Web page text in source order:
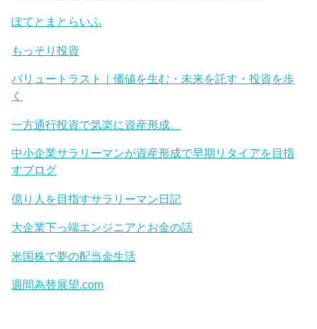
ぽてとまとらいふ
もっそり投資
バリュートラスト｜価値を生む・未来を託す・投資を歩
く
一方通行投資で気楽に資産形成。
中小企業サラリーマンが資産形成で早期リタイアを目指
すブログ
億り人を目指すサラリーマン日記
大企業下っ端エンジニアとお金の話
米国株で夢の配当金生活
週間為替展望.com